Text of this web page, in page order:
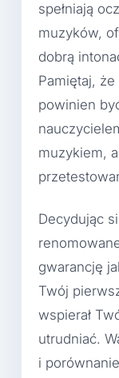
spełniają
muzyków,
dobrą
Pamiętaj,
powinien
muzykiem,
Decydując
gwarancję
Twój
wspierał
utrudniać.
i